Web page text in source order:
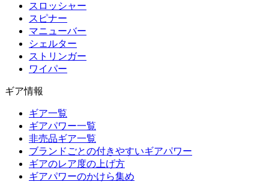
スロッシャー
スピナー
マニューバー
シェルター
ストリンガー
ワイパー
ギア情報
ギア一覧
ギアパワー一覧
非売品ギア一覧
ブランドごとの付きやすいギアパワー
ギアのレア度の上げ方
ギアパワーのかけら集め